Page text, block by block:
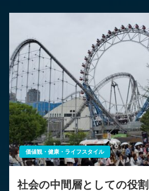
価値観・健康・ライフスタイル
社会の中間層としての役割